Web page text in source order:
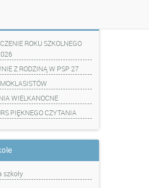
ROKU SZKOLNEGO
Z RODZINĄ W PSP 27
WIELKANOCNE
PIĘKNEGO CZYTANIA
szkoły